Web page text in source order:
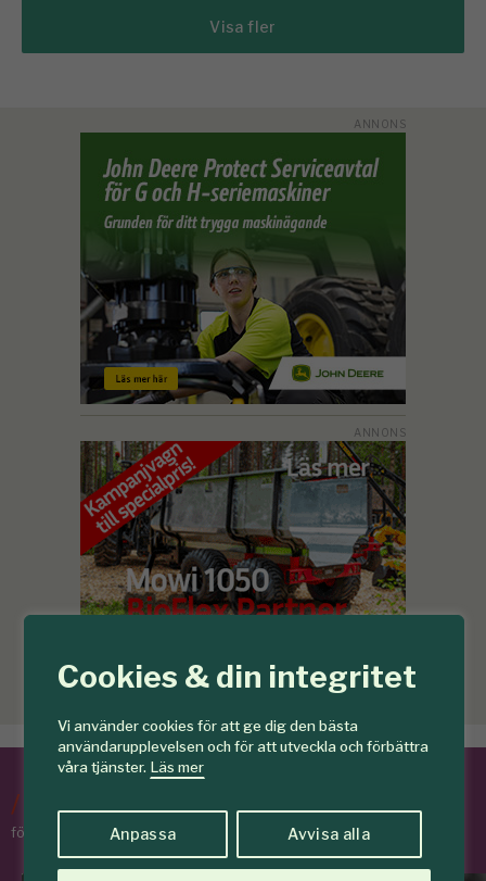
Cookies & din integritet
Vi använder cookies för att ge dig den bästa
användarupplevelsen och för att utveckla och förbättra
våra tjänster. Läs mer
Anpassa Avvisa alla
Visa fler
/Tips & Råd
för skogens medlemmar